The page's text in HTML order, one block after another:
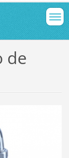
de